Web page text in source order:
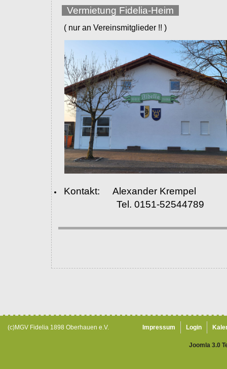
Vermietung Fidelia-Heim
( nur an Vereinsmitglieder !! )
Kontakt: Alexander Krempel
Tel. 0151-52544789
(c)MGV Fidelia 1898 Oberhauen e.V. Impressum Login
Joomla 3.0